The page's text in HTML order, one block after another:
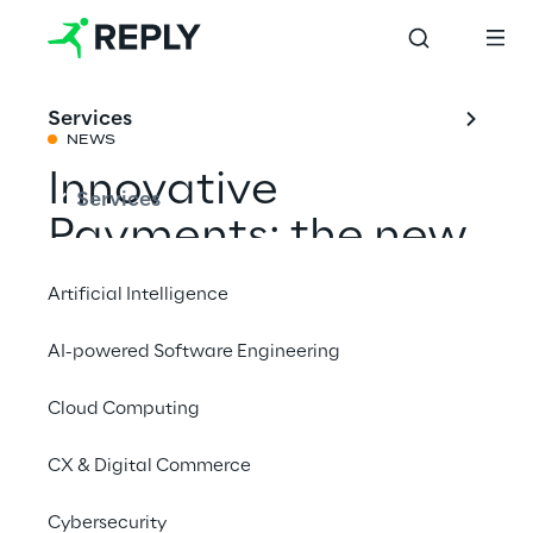
Services
Services
Artificial Intelligence
AI-powered Software Engineering
Cloud Computing
CX & Digital Commerce
Cybersecurity
NEWS
Innovative
Payments: the new
normal
Digital Payments
Events